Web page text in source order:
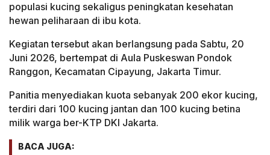
populasi kucing sekaligus peningkatan kesehatan
hewan peliharaan di ibu kota.
Kegiatan tersebut akan berlangsung pada Sabtu, 20
Juni 2026, bertempat di Aula Puskeswan Pondok
Ranggon, Kecamatan Cipayung, Jakarta Timur.
Panitia menyediakan kuota sebanyak 200 ekor kucing,
terdiri dari 100 kucing jantan dan 100 kucing betina
milik warga ber-KTP DKI Jakarta.
BACA JUGA: